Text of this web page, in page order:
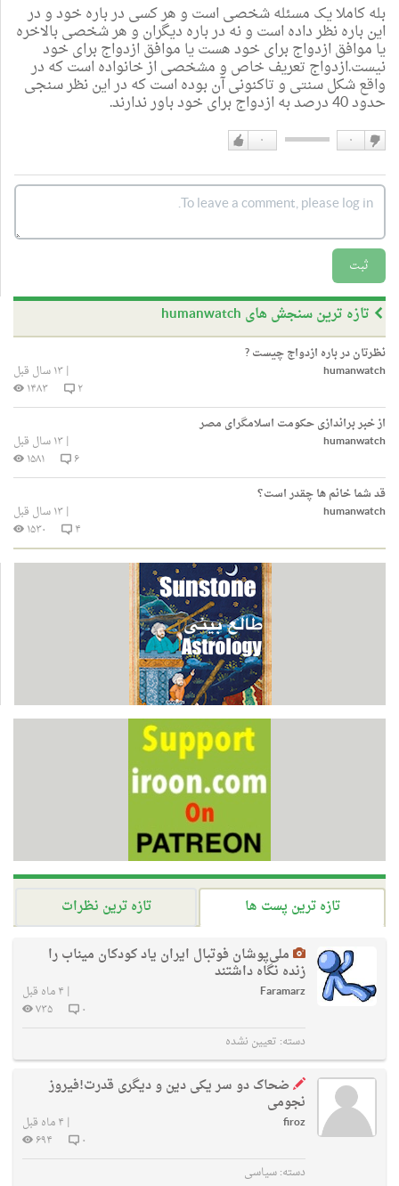
بله کاملا یک مسئله شخصی است و هر کسی در باره خود و در
این باره نظر داده است و نه در باره دیگران و هر شخصی بالاخره
یا موافق ازدواج برای خود هست یا موافق ازدواج برای خود
نیست.ازدواج تعریف خاص و مشخصی از خانواده است که در
واقع شکل سنتی و تاکنونی آن بوده است که در این نظر سنجی
حدود 40 درصد به ازدواج برای خود باور ندارند.
دارم
۰ ۰
نداشتن
ثبت
تازه ترین سنجش های humanwatch
نظرتان در باره ازدواج چیست ?
humanwatch
|۱۳ سال قبل
۲
۱۴۸۳
از خبر براندازی حکومت اسلامگرای مصر
humanwatch
|۱۳ سال قبل
۶
۱۵۸۱
قد شما خانم ها چقدر است؟
humanwatch
|۱۳ سال قبل
۴
۱۵۳۰
تازه ترین پست ها
تازه ترین نظرات
ملی‌پوشان فوتبال ایران یاد کودکان میناب را
زنده نگاه داشتند
Faramarz
| ۴ ماه قبل
۰
۷۳۵
دسته: تعیین نشده
ضحاک دو سر یکی دین و دیگری قدرت!فیروز
نجومی
firoz
| ۴ ماه قبل
۰
۶۹۴
دسته:سیاسی